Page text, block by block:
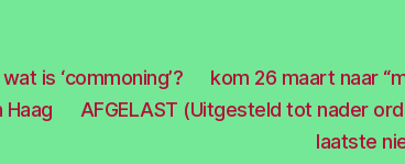
wat is ‘commoning’?
kom 26 maart naar
Haag
AFGELAST (Uitgesteld tot nader
laatste